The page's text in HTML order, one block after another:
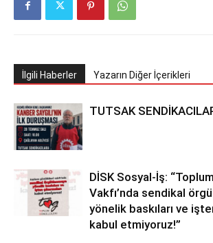
İlgili Haberler Yazarın Diğer İçerikleri
TUTSAK
DİSK Sosyal-İş:
Vakfı’nda sendikal
yönelik baskıları ve
kabul etmiyoruz!”